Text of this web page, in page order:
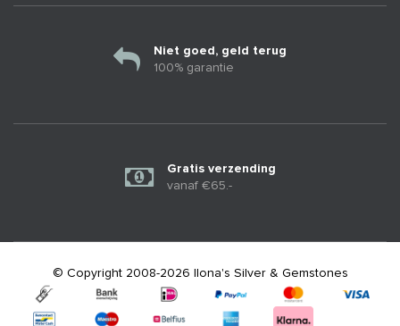
Niet goed, geld terug
100% garantie
Gratis verzending
vanaf €65.-
© Copyright 2008-2026 Ilona's Silver & Gemstones